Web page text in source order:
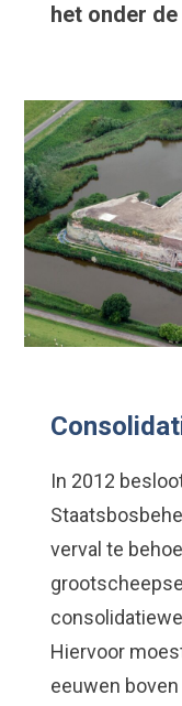
het onder
In 2012
verval te
Hiervoor
eeuwen